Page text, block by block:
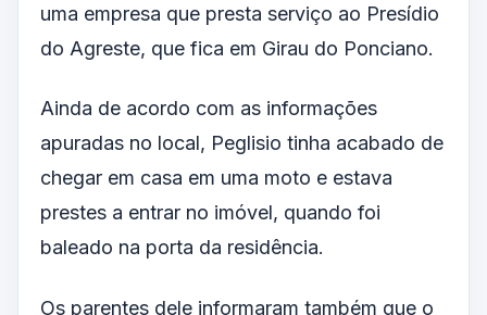
uma empresa que presta serviço ao Presídio
do Agreste, que fica em Girau do Ponciano.
Ainda de acordo com as informações
apuradas no local, Peglisio tinha acabado de
chegar em casa em uma moto e estava
prestes a entrar no imóvel, quando foi
baleado na porta da residência.
Os parentes dele informaram também que o